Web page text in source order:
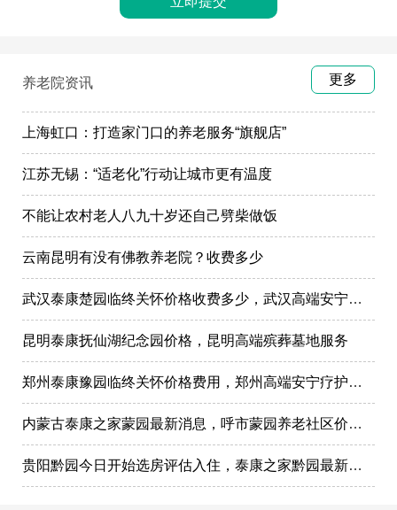
养老院资讯 更多
上海虹口：打造家门口的养老服务“旗舰店”
江苏无锡：“适老化”行动让城市更有温度
不能让农村老人八九十岁还自己劈柴做饭
云南昆明有没有佛教养老院？收费多少
武汉泰康楚园临终关怀价格收费多少，武汉高端安宁疗护，高端殡仪一条龙服务
昆明泰康抚仙湖纪念园价格，昆明高端殡葬墓地服务
郑州泰康豫园临终关怀价格费用，郑州高端安宁疗护在哪里
内蒙古泰康之家蒙园最新消息，呼市蒙园养老社区价格表
贵阳黔园今日开始选房评估入住，泰康之家黔园最新动态